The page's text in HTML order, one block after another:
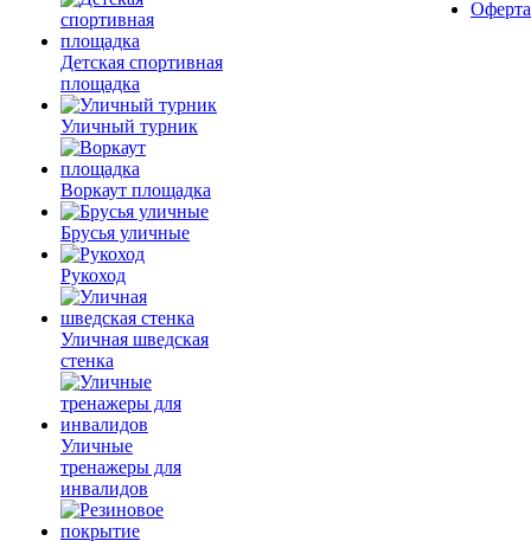
Детская спортивная
площадка
Уличный турник
Воркаут площадка
Брусья уличные
Рукоход
Уличная шведская
стенка
Уличные
тренажеры для
инвалидов
Оферта